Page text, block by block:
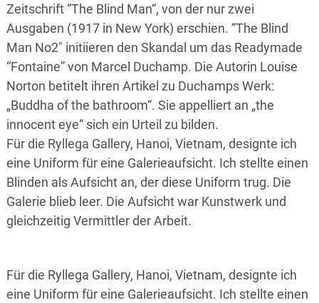
Zeitschrift “The Blind Man“, von der nur zwei
Ausgaben (1917 in New York) erschien. “The Blind
Man No2″ initiieren den Skandal um das Readymade
“Fontaine” von Marcel Duchamp. Die Autorin Louise
Norton betitelt ihren Artikel zu Duchamps Werk:
„Buddha of the bathroom“. Sie appelliert an „the
innocent eye“ sich ein Urteil zu bilden.
Für die Ryllega Gallery, Hanoi, Vietnam, designte ich
eine Uniform für eine Galerieaufsicht. Ich stellte einen
Blinden als Aufsicht an, der diese Uniform trug. Die
Galerie blieb leer. Die Aufsicht war Kunstwerk und
gleichzeitig Vermittler der Arbeit.
Für die Ryllega Gallery, Hanoi, Vietnam, designte ich
eine Uniform für eine Galerieaufsicht. Ich stellte einen